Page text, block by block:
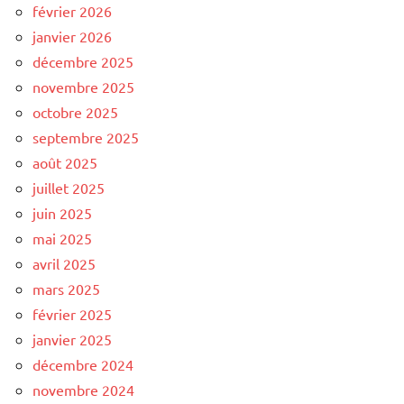
février 2026
janvier 2026
décembre 2025
novembre 2025
octobre 2025
septembre 2025
août 2025
juillet 2025
juin 2025
mai 2025
avril 2025
mars 2025
février 2025
janvier 2025
décembre 2024
novembre 2024